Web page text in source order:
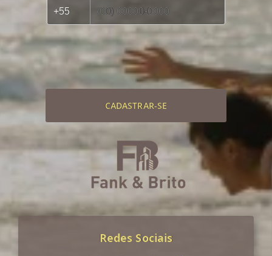
CADASTRAR-SE
Redes Sociais